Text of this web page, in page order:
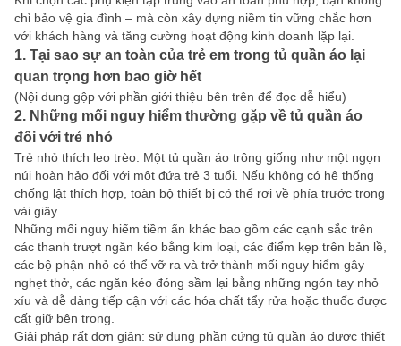
chỉ bảo vệ gia đình – mà còn xây dựng niềm tin vững chắc hơn
với khách hàng và tăng cường hoạt động kinh doanh lặp lại.
1. Tại sao sự an toàn của trẻ em trong tủ quần áo lại
quan trọng hơn bao giờ hết
(Nội dung gộp với phần giới thiệu bên trên để đọc dễ hiểu)
2. Những mối nguy hiểm thường gặp về tủ quần áo
đối với trẻ nhỏ
Trẻ nhỏ thích leo trèo. Một tủ quần áo trông giống như một ngọn
núi hoàn hảo đối với một đứa trẻ 3 tuổi. Nếu không có hệ thống
chống lật thích hợp, toàn bộ thiết bị có thể rơi về phía trước trong
vài giây.
Những mối nguy hiểm tiềm ẩn khác bao gồm các cạnh sắc trên
các thanh trượt ngăn kéo bằng kim loại, các điểm kẹp trên bản lề,
các bộ phận nhỏ có thể vỡ ra và trở thành mối nguy hiểm gây
nghẹt thở, các ngăn kéo đóng sầm lại bằng những ngón tay nhỏ
xíu và dễ dàng tiếp cận với các hóa chất tẩy rửa hoặc thuốc được
cất giữ bên trong.
Giải pháp rất đơn giản: sử dụng phần cứng tủ quần áo được thiết